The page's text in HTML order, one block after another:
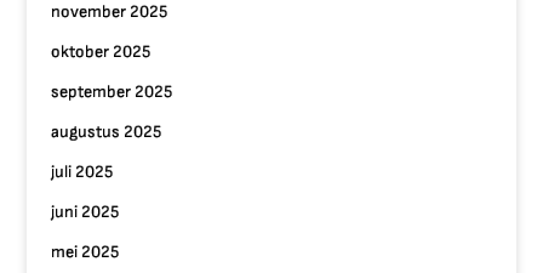
november 2025
oktober 2025
september 2025
augustus 2025
juli 2025
juni 2025
mei 2025